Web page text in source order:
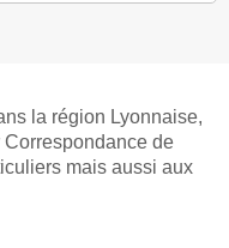
la région Lyonnaise,
de
mais aussi aux